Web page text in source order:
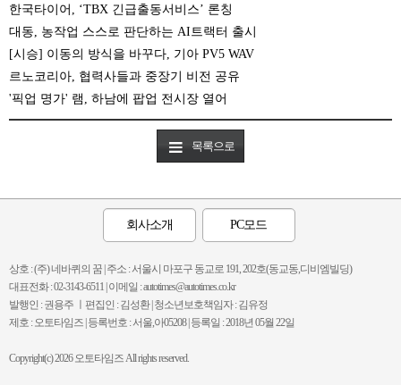
한국타이어, ‘TBX 긴급출동서비스’ 론칭
대동, 농작업 스스로 판단하는 AI트랙터 출시
[시승] 이동의 방식을 바꾸다, 기아 PV5 WAV
르노코리아, 협력사들과 중장기 비전 공유
'픽업 명가' 램, 하남에 팝업 전시장 열어
목록으로
회사소개 PC모드
상호 : (주) 네바퀴의 꿈 | 주소 : 서울시 마포구 동교로 191, 202호(동교동,디비엠빌딩)
대표전화 : 02-3143-6511 | 이메일 : autotimes@autotimes.co.kr
발행인 : 권용주 ㅣ편집인 : 김성환 | 청소년보호책임자 : 김유정
제호 : 오토타임즈 | 등록번호 : 서울,아05208 | 등록일 : 2018년 05월 22일
Copyright(c) 2026 오토타임즈 All rights reserved.